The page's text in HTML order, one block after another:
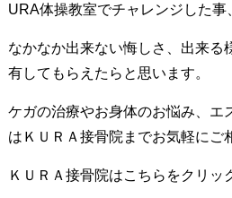
URA体操教室でチャレンジした事
なかなか出来ない悔しさ、出来る
有してもらえたらと思います。
ケガの治療やお身体のお悩み、エ
はＫＵＲＡ接骨院までお気軽にご
ＫＵＲＡ接骨院はこちらをクリッ